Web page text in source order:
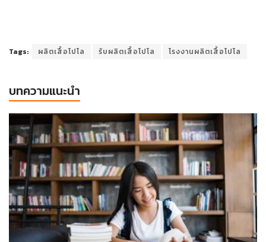
Tags: ผลิตเสื้อโปโล รับผลิตเสื้อโปโล โรงงานผลิตเสื้อโปโล
บทความแนะนำ